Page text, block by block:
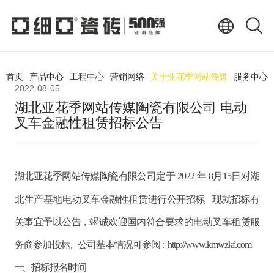
首页 产品中心 工程中心 营销网络 关于亚花季网站传媒 服务中心
2022-08-05
湖北亚花季网站传媒陶瓷有限公司 电动
叉车金融性租赁招标公告
湖北亚花季网站传媒陶瓷有限公司定于 2022 年 8月 15日对湖
北生产基地电动叉车金融性租赁进行公开招标。现就招标有
关事宜予以公告，竭诚欢迎国内符合要求的电动叉车租赁服
务商参加投标。公司基本情况可参阅： http://www.kmwzkf.com
一、招标报名时间